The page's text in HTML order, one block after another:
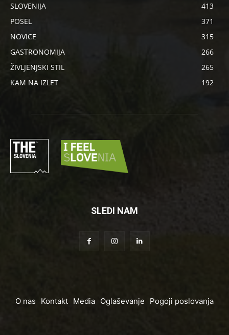
SLOVENIJA
413
POSEL
371
NOVICE
315
GASTRONOMIJA
266
ŽIVLJENJSKI STIL
265
KAM NA IZLET
192
SLEDI NAM
O nas Kontakt Media Oglaševanje Pogoji poslovanja